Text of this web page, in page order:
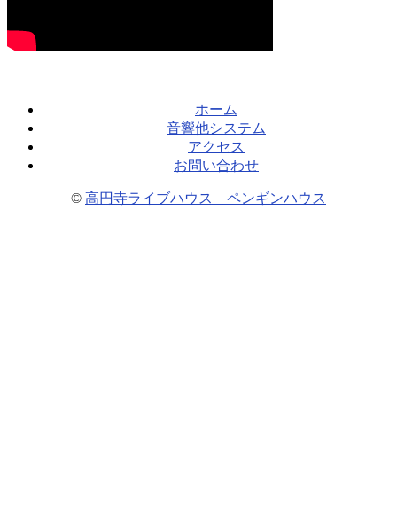
ホーム
音響他システム
アクセス
お問い合わせ
© 高円寺ライブハウス ペンギンハウス